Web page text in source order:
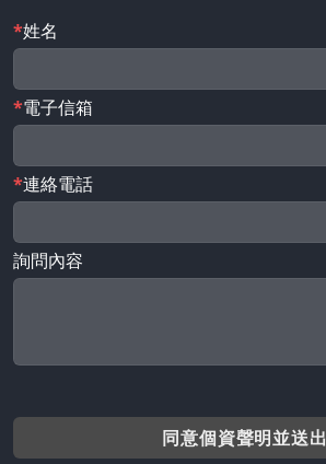
姓名
電子信箱
連絡電話
詢問內容
同意個資聲明並送出